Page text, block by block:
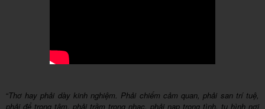
“Thơ hay phải dày kinh nghiệm. Phải chiếm cảm quan, phải san trí tuệ,
phải để trong tâm, phải trầm trong nhạc, phải nạp trong tình, tụ hình nơi